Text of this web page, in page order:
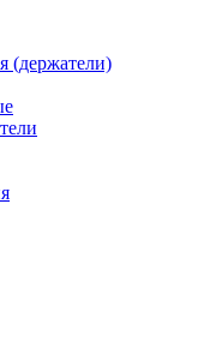
(держатели)